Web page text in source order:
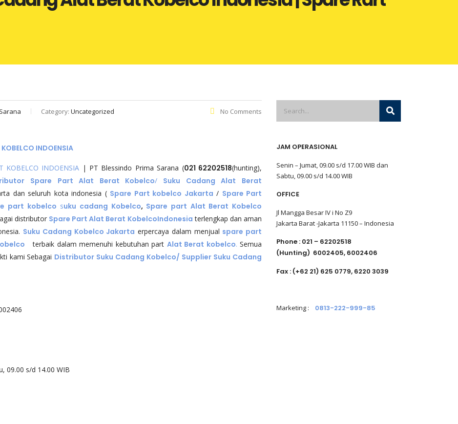
Category: Uncategorized No Comments
INDOENSIA
KOBELCO INDOENSIA | PT Blessindo Prima Sarana (021 62202518(hunting),
Spare Part Alat Berat Kobelco/
Suku Cadang Alat Berat
dan seluruh kota indonesia ( Spare Part kobelco Jakarta / Spare Part
part kobelco suku cadang Kobelco, Spare part Alat Berat Kobelco
distributor Spare Part Alat Berat KobelcoIndonesia terlengkap dan aman
Suku Cadang Kobelco Jakarta erpercaya dalam menjual spare part
terbaik dalam memenuhi kebutuhan part Alat Berat kobelco. Semua
kami Sebagai Distributor Suku Cadang Kobelco/ Supplier Suku Cadang
09.00 s/d 14.00 WIB
JAM OPERASIONAL
Senin – Jumat, 09.00 s/d 17.00 WIB dan
Sabtu, 09.00 s/d 14.00 WIB
OFFICE
Jl Mangga Besar IV i No Z9
Jakarta Barat -Jakarta 11150 – Indonesia
Phone : 021 – 62202518
(Hunting) 6002405, 6002406
Fax : (+62 21) 625 0779, 6220 3039
Marketing : 0813-222-999-85